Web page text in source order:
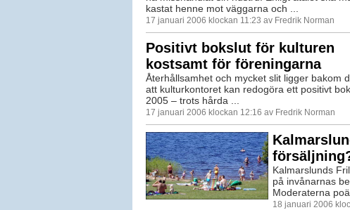
kastat henne mot väggarna och ...
17 januari 2006 klockan 11:23 av Fredrik Norman
Positivt bokslut för kulturen
kostsamt för föreningarna
Återhållsamhet och mycket slit ligger bakom
att kulturkontoret kan redogöra ett positivt
2005 – trots hårda ...
17 januari 2006 klockan 12:16 av Fredrik Norman
Kalmarslunds
på invånarnas
Moderaterna
18 januari 2006